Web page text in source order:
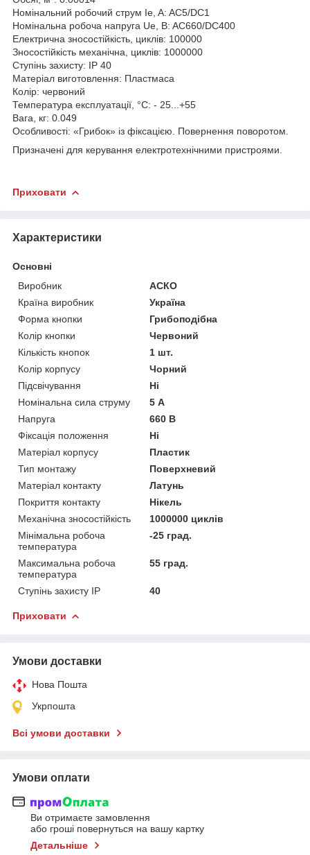
Номінальний робочий струм Ie, A: AC5/DC1
Номінальна робоча напруга Ue, B: AC660/DC400
Електрична зносостійкість, циклів: 100000
Зносостійкість механічна, циклів: 1000000
Ступінь захисту: IP 40
Матеріал виготовлення: Пластмаса
Колір: червоний
Температура експлуатації, °С: - 25...+55
Вага, кг: 0.049
Особливості: «Грибок» із фіксацією. Повернення поворотом.
Призначені для керування електротехнічними пристроями.
Приховати
Характеристики
Основні
Виробник
АСКО
Країна виробник
Україна
Форма кнопки
Грибоподібна
Колір кнопки
Червоний
Кількість кнопок
1 шт.
Колір корпусу
Чорний
Підсвічування
Ні
Номінальна сила струму
5 А
Напруга
660 В
Фіксація положення
Ні
Матеріал корпусу
Пластик
Тип монтажу
Поверхневий
Матеріал контакту
Латунь
Покриття контакту
Нікель
Механічна зносостійкість
1000000 циклів
Мінімальна робоча
температура
-25 град.
Максимальна робоча
температура
55 град.
Ступінь захисту IP 40
Приховати
Умови доставки
Нова Пошта
Укрпошта
Всі умови доставки
Умови оплати
Ви отримаєте замовлення
або гроші повернуться на вашу картку
Детальніше